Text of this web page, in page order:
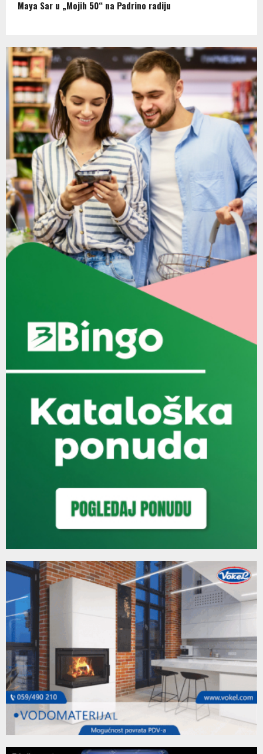
Maya Sar u „Mojih 50“ na Padrino radiju